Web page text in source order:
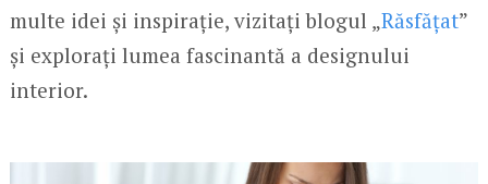
multe idei și inspirație, vizitați blogul „Răsfățat”
și explorați lumea fascinantă a designului
interior.